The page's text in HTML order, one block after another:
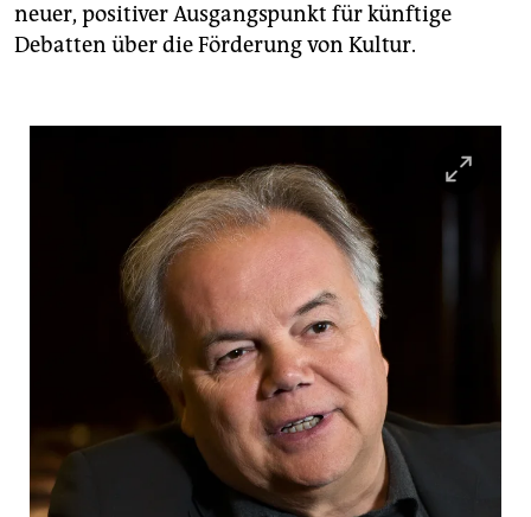
neuer, positiver Ausgangspunkt für künftige
Debatten über die Förderung von Kultur.